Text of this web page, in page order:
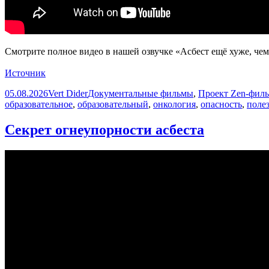
Смотрите полное видео в нашей озвучке «Асбест ещё хуже,
Источник
Опубликовано
05.08.2026Автор
Vert DiderРубрики
Документальные фильмы, Проект Zen-
образовательное, образовательный, онкология, опасность,
Секрет огнеупорности асбеста